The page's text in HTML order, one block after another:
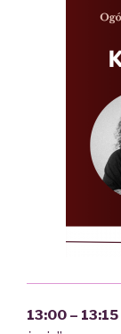
13:00 – 13:15